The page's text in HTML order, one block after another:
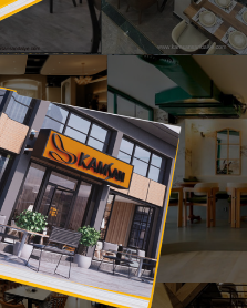
zümrüt yeşili kadife
bir tasarıma sahiptir.
için ideal olan Roselio
Hemen İncele
Mobilya – Tüm Hakları Saklıdır